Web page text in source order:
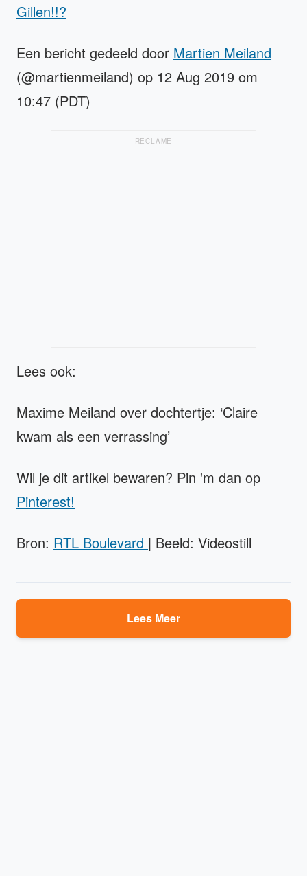
Gillen!!?
Een bericht gedeeld door Martien Meiland
(@martienmeiland) op 12 Aug 2019 om
10:47 (PDT)
RECLAME
Lees ook:
Maxime Meiland over dochtertje: ‘Claire
kwam als een verrassing’
Wil je dit artikel bewaren? Pin 'm dan op
Pinterest!
Bron: RTL Boulevard | Beeld: Videostill
Lees Meer